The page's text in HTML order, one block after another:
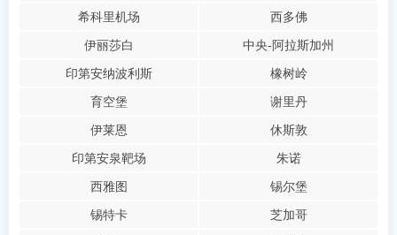
希科里机场
西多佛
伊丽莎白
中央-阿拉斯加州
印第安纳波利斯
橡树岭
育空堡
谢里丹
伊莱恩
休斯敦
印第安泉靶场
朱诺
西雅图
锡尔堡
锡特卡
芝加哥